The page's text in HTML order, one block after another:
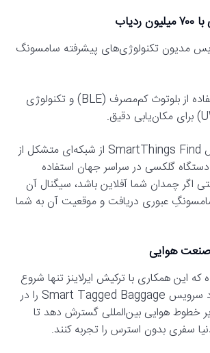
مدیون تکنولوژی‌های پیشرفته سامسونگ
فناوری ارتباطی: استفاده از بلوتوث کم‌مصرف (BLE) و تکنولوژی
شبکه عظیم: سرویس SmartThings Find از شبکه‌ای متشکل از
میلیون دستگاه گلکسی در سراسر جهان استفاده
اگر چمدان شما آفلاین باشد، سیگنال آن
عبوری دریافت و موقعیت آن به شما
صنعت هوایی
این همکاری با ترکیش ایرلاینز تنها شروع
کار است و قصد دارد سرویس Smart Tagged Baggage را در
خطوط هوایی بین‌المللی گسترش دهد تا
سفری بدون استرس را تجربه کنند.